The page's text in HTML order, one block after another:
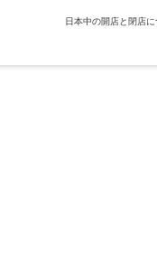
日本中の開店と閉店